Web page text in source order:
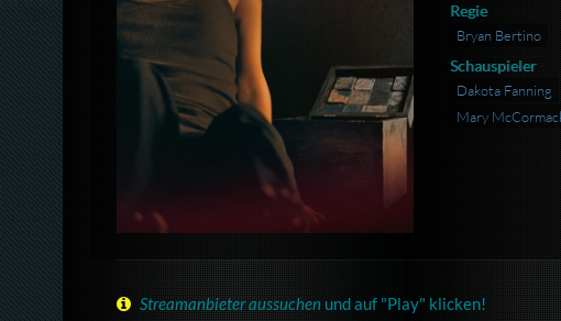
Regie
Bryan Bertino
Schauspieler
Dakota Fanning
Mary
Streamanbieter aussuchen und auf "Play" klicken!